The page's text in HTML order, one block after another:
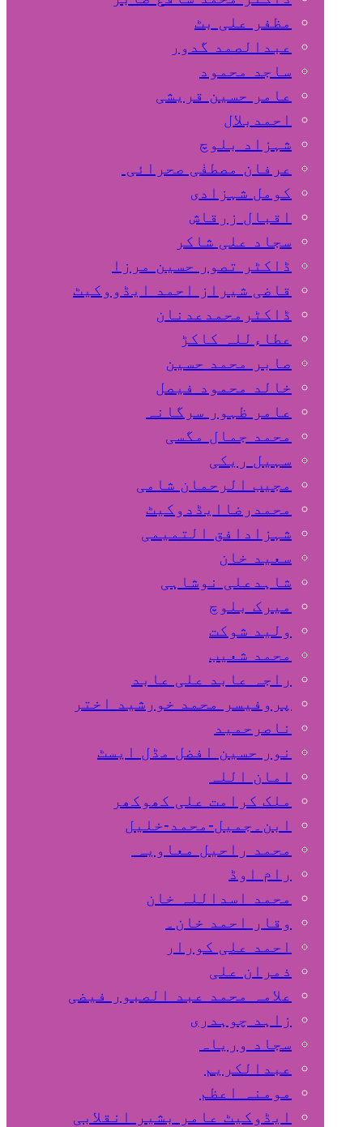
مظفر علی بٹ
عبدالصمد گدور
ساجد محمود
عامر حسین قریشی
اﺣﻤﺪﺑﻼل
شہزاد بلوچ
عرفان مصطفٰی صحرائی
کومل شہزادی
اقبال زرقاش
سجاد علی شاکر
ڈاکٹر تصور حسین مرزا
قاضی شیراز احمد ایڈووکیٹ
ڈاکٹرمحمدعدنان
عطاءللہ کاکڑ
صابر محمد حسین
خالد محمود فیصل
عامر ظہور سرگانہ
محمد جمال مگسی
سہیل ريكی
مجیب الرحمان شامی
محمدرضاایڈدوکیٹ
شہزادافق التمیمی
سعید خان
شاہدعلی نوشاہی
میرک بلوچ
ولید شوکت
محمد شعیب
راجہ عابد علی عابد
پروفیسر محمد خورشید اختر
ناصرحمید
نور حسین افضل مڈل ایسٹ
امان اللہ
ملک کرامت علی کھوکھر
ابن۔جمیل-محمد-خلیل
محمد راحیل معاویہ
رام اوڈ
محمد اسداللہ خان
وقار احمد خان۔
احمد علی کورار
ذمران علی
علامہ محمد عبد الصبور فیضی
زاہد چوہدری
سجاد وریاہ
عبدالکریم
مومنہ اعظم
ایڈوکیٹ عامر بشیر انقلابی